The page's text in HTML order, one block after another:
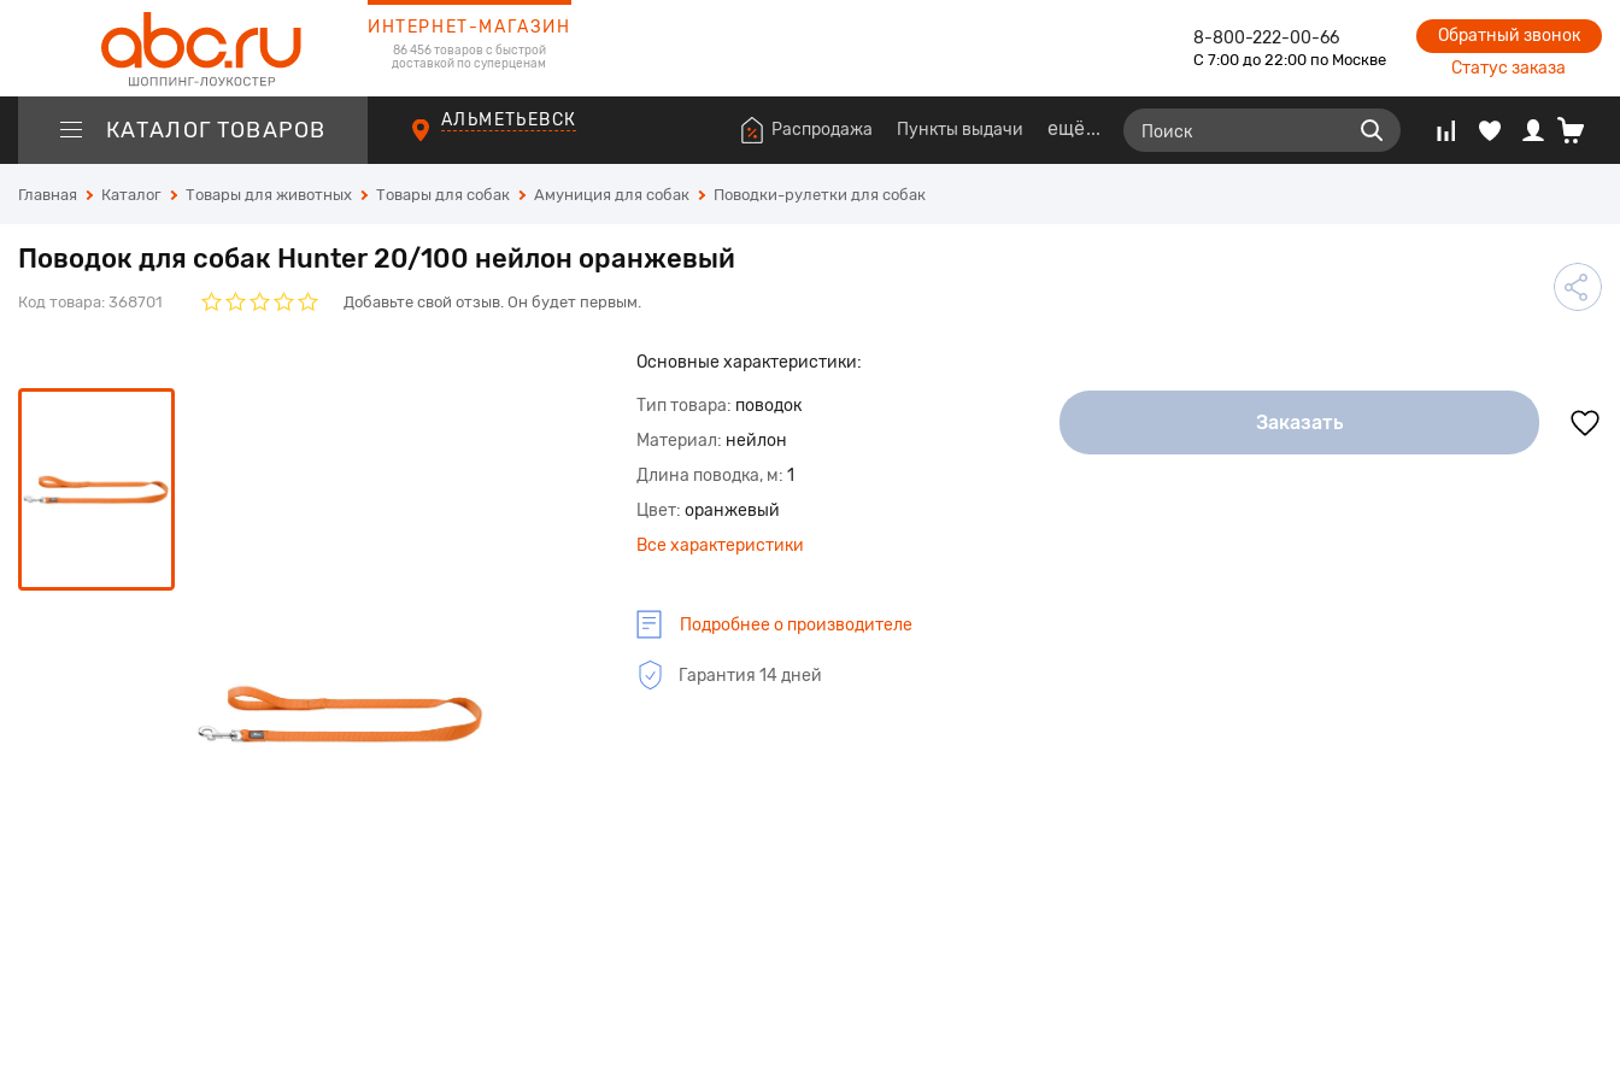
ИНТЕРНЕТ-МАГАЗИН
86 456 товаров с быстрой
доставкой по суперценам
8-800-222-00-66
С 7:00 до 22:00 по Москве
Обратный звонок
Статус заказа
КАТАЛОГ ТОВАРОВ АЛЬМЕТЬЕВСК Распродажа Пункты выдачи ещё
Главная Каталог Товары для животных Товары для собак Амуниция для собак Поводки-рулетки для собак
Поводок для собак Hunter 20/100 нейлон оранжевый
Код товара: 368701 Добавьте свой отзыв. Он будет первым.
Основные характеристики:
Тип товара поводок
Материал нейлон
Длина поводка, м 1
Цвет оранжевый
Все характеристики
Подробнее о производителе
Гарантия 14 дней
Заказать